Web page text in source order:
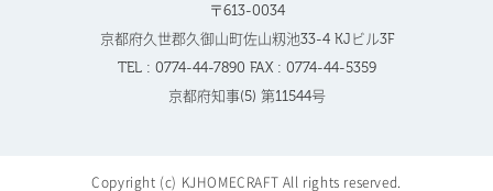
〒613-0034
京都府久世郡久御山町佐山籾池33-4 KJビル3F
TEL : 0774-44-7890 FAX : 0774-44-5359
京都府知事(5) 第11544号
Copyright (c) KJHOMECRAFT All rights reserved.